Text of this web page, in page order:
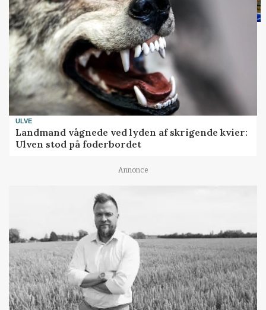
ULVE
Landmand vågnede ved lyden af skrigende kvier:
Ulven stod på foderbordet
Annonce